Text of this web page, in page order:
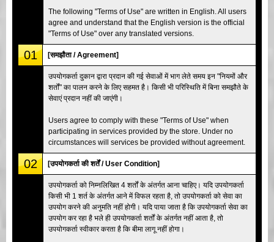
ओकिनावा
The following "Terms of Use" are written in English. All users
agree and understand that the English version is the official
"Terms of Use" over any translated versions.
01 [समझौता / Agreement]
उपयोगकर्ता दुकान द्वारा प्रदान की गई सेवाओं में भाग लेते समय इन "नियमों और
शर्तों" का पालन करने के लिए सहमत है। किसी भी परिस्थिति में बिना समझौते के
सेवाएं प्रदान नहीं की जाएंगी।
Users agree to comply with these "Terms of Use" when
participating in services provided by the store. Under no
circumstances will services be provided without agreement.
02 [उपयोगकर्ता की शर्तें / User Condition]
उपयोगकर्ता को निम्नलिखित 4 शर्तों के अंतर्गत आना चाहिए। यदि उपयोगकर्ता
किसी भी 1 शर्त के अंतर्गत आने में विफल रहता है, तो उपयोगकर्ता को सेवा का
उपयोग करने की अनुमति नहीं होगी। यदि पाया जाता है कि उपयोगकर्ता सेवा का
उपयोग कर रहा है भले ही उपयोगकर्ता शर्तों के अंतर्गत नहीं आता है, तो
उपयोगकर्ता स्वीकार करता है कि बीमा लागू नहीं होगा।